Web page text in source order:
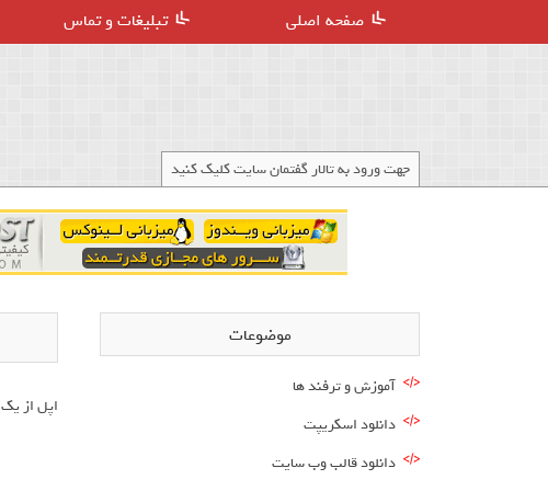
صفحه اصلی تبلیغات و تماس
جهت ورود به تالار گفتمان سایت کلیک کنید
اپل از یک API جدید برای سرعت دادن به وظایف مرتبط با هوش مصنوعی در دستگاه‌های موبایل رونمایی کرد.
موضوعات
آموزش و ترفند ها
دانلود اسکریپت
دانلود قالب وب سایت